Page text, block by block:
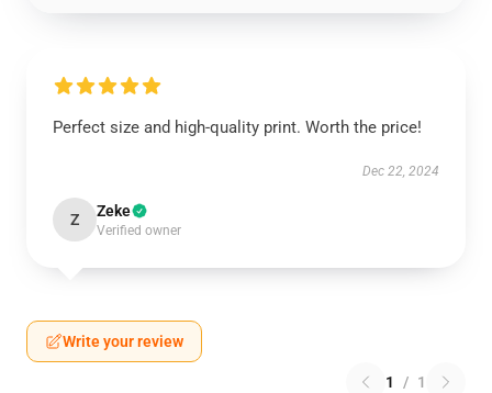
Perfect size and high-quality print. Worth the price!
Dec 22, 2024
Z Zeke
Verified owner
Write your review
1 / 1